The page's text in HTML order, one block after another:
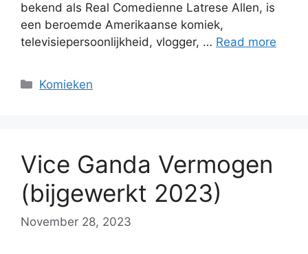
bekend als Real Comedienne Latrese Allen, is
een beroemde Amerikaanse komiek,
televisiepersoonlijkheid, vlogger, … Read more
Categories
Komieken
Vice Ganda Vermogen
(bijgewerkt 2023)
November 28, 2023